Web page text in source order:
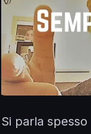
Si parla spesso